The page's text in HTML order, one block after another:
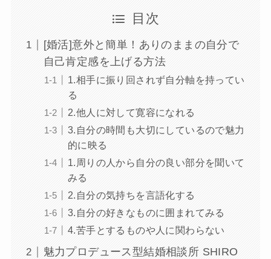
目次
[婚活]意外と簡単！ありのままの自分で
自己肯定感を上げる方法
1.相手に振り回されず自分軸を持ってい
る
2.他人に対して寛容になれる
3.自分の時間も大切にしているので魅力
的に映る
1.周りの人から自分の良い部分を聞いて
みる
2.自分の気持ちを言語化する
3.自分の好きなものに囲まれてみる
4.苦手とするものや人に関わらない
魅力プロデュース型結婚相談所 SHIRO